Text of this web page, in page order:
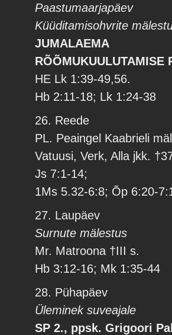
Paastumaarjapäev
Küüditamisohvrite
JUMALAEMA
RÕÕMUKUULUTAMISE
HE Lk 1:39-49,56.
Hb 2:11-18; Lk 1:24-38
26. Reede
PL. Peaingel Kaabrieli
Vatuusi, Verk, Alla jkk.
Js 7:1-14;
1Ms 5.32-6:8; Õp 6:20-
27. Laupäev
Surnute mälestus
Mr. Matroona †III s.
Hb 3:12-16; Mk 1:35-44
28. Pühapäev
Üleminek suveajale
SP 2., ppsk. Grigoori